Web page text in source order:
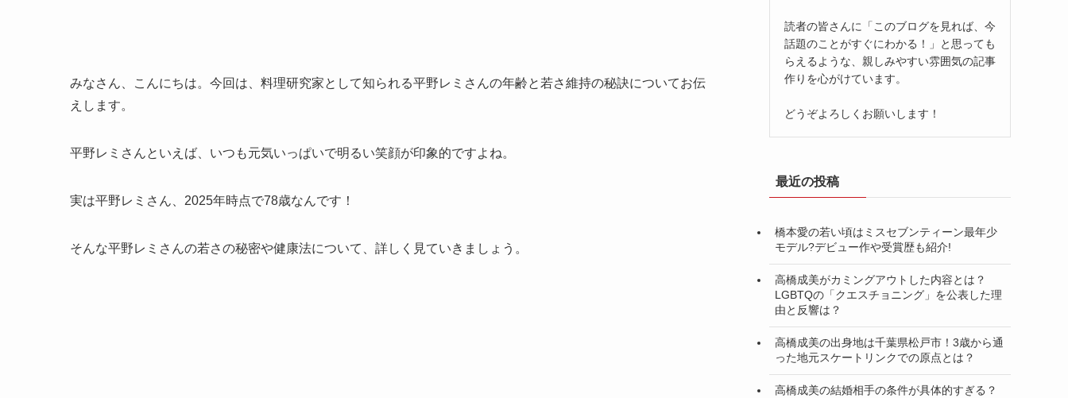
みなさん、こんにちは。今回は、料理研究家として知られる平野レミさんの年齢と若さ維持の秘訣についてお伝
えします。
平野レミさんといえば、いつも元気いっぱいで明るい笑顔が印象的ですよね。
実は平野レミさん、2025年時点で78歳なんです！
そんな平野レミさんの若さの秘密や健康法について、詳しく見ていきましょう。
読者の皆さんに「このブログを見れば、今
話題のことがすぐにわかる！」と思っても
らえるような、親しみやすい雰囲気の記事
作りを心がけています。
どうぞよろしくお願いします！
最近の投稿
橋本愛の若い頃はミスセブンティーン最年少
モデル?デビュー作や受賞歴も紹介!
高橋成美がカミングアウトした内容とは？
LGBTQの「クエスチョニング」を公表した理
由と反響は？
高橋成美の出身地は千葉県松戸市！3歳から通
った地元スケートリンクでの原点とは？
高橋成美の結婚相手の条件が具体的すぎる？